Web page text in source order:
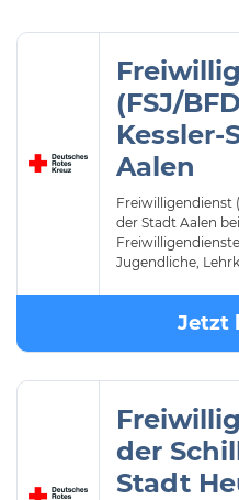
(FSJ/
Kessler-
Aalen
Freiwilligendienst
der Stadt Aalen
Jugendliche,
Jetzt
der
Stadt